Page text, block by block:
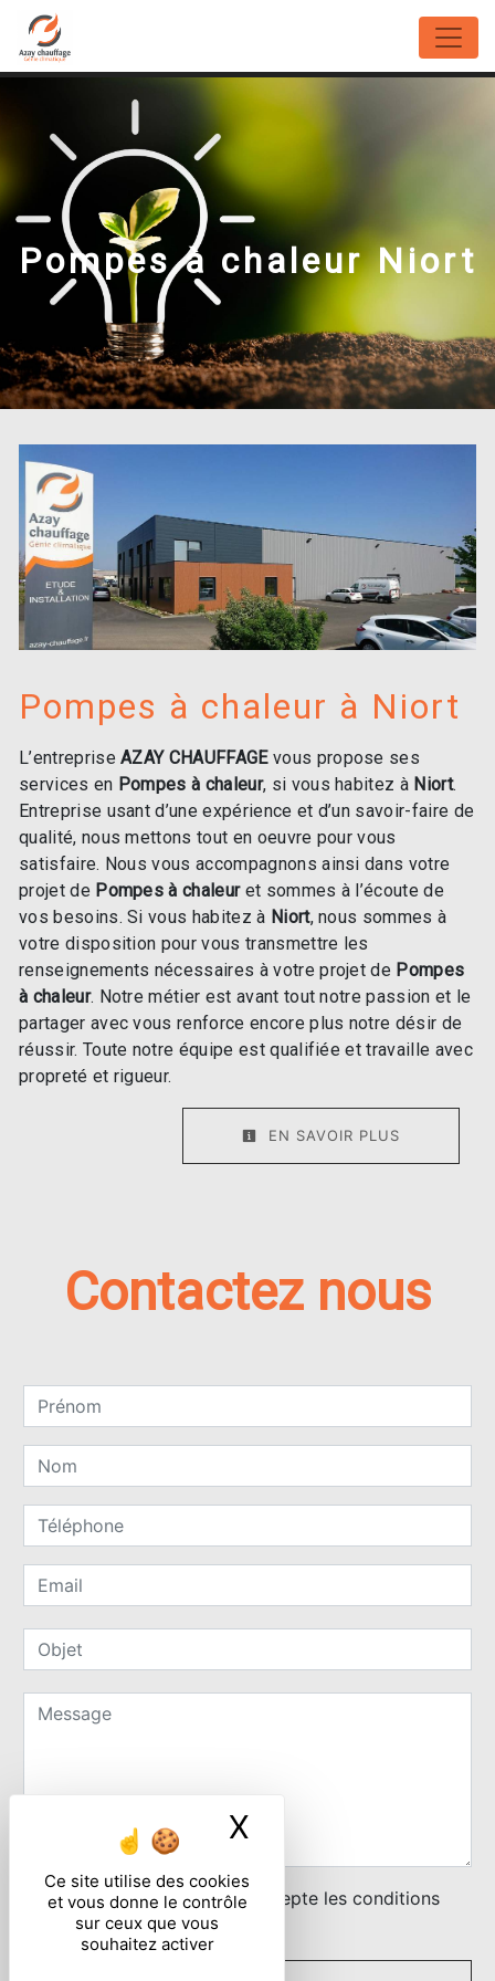
Panneau de gestion des cookies
Ce site utilise des cookies
et vous donne le contrôle
sur ceux que vous
souhaitez activer
X
Pompes à chaleur Niort
Pompes à chaleur à Niort
L’entrepriseAZAY CHAUFFAGEvous propose ses
services en Pompes à chaleur, si vous habitez à Niort.
Entreprise usant d’une expérience et d’un savoir-faire de
qualité, nous mettons tout en oeuvre pour vous
satisfaire. Nous vous accompagnons ainsi dans votre
projet de Pompes à chaleuret sommes à l’écoute de
vos besoins. Si vous habitez à Niort, nous sommes à
votre disposition pour vous transmettre les
renseignements nécessaires à votre projet de Pompes
à chaleur. Notre métier est avant tout notre passion et le
partager avec vous renforce encore plus notre désir de
réussir. Toute notre équipe est qualifiée et travaille avec
propreté et rigueur.
EN SAVOIR PLUS
Contactez nous
En cochant cette case, j'accepte les conditions
particulières ci-dessous **